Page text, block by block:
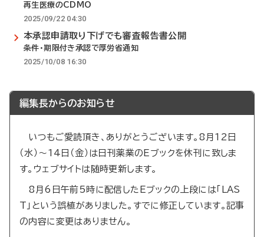
再生医療のCDMO
2025/09/22 04:30
本承認申請取り下げでも審査報告書公開
条件・期限付き承認で厚労省通知
2025/10/08 16:30
編集長からのお知らせ
いつもご愛読頂き、ありがとうございます。8月12日
（水）～14日（金）は日刊薬業のEブックを休刊に致しま
す。ウェブサイトは随時更新します。
8月6日午前5時に配信したEブックの上段には「LAS
T」という誤植がありました。すでに修正しています。記事
の内容に変更はありません。